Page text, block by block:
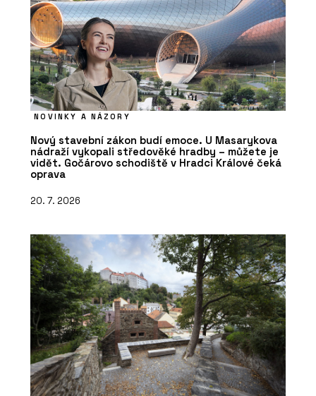
NOVINKY A NÁZORY
Nový stavební zákon budí emoce. U Masarykova
nádraží vykopali středověké hradby – můžete je
vidět. Gočárovo schodiště v Hradci Králové čeká
oprava
20. 7. 2026